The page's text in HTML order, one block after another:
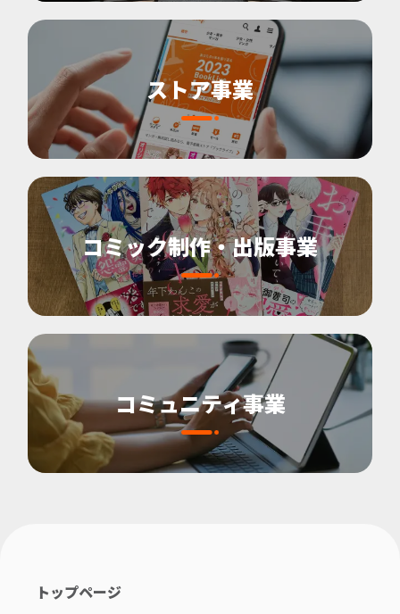
ストア事業
コミック制作・出版事業
コミュニティ事業
トップページ